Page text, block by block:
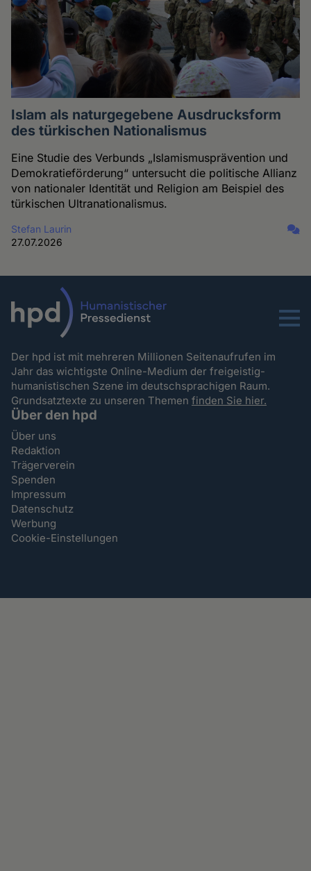
Islam als naturgegebene Ausdrucksform
des türkischen Nationalismus
Eine Studie des Verbunds „Islamismusprävention und
Demokratieförderung“ untersucht die politische Allianz
von nationaler Identität und Religion am Beispiel des
türkischen Ultranationalismus.
Stefan Laurin
27.07.2026
Menu
Der hpd ist mit mehreren Millionen Seitenaufrufen im
Jahr das wichtigste Online-Medium der freigeistig-
humanistischen Szene im deutschsprachigen Raum.
Grundsatztexte zu unseren Themenfinden Sie hier.
Über den hpd
Über uns
Redaktion
Trägerverein
Spenden
Impressum
Datenschutz
Werbung
Cookie-Einstellungen